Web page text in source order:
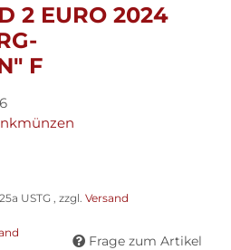
2 EURO 2024
F
USTG , zzgl. Versand
Frage zum Artikel